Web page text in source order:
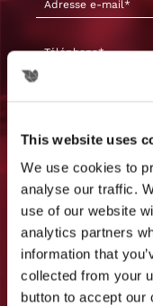
This website uses
We use cookies to
analyse our traffic.
use of our website
analytics partners
information that
collected from your
button to accept our
Vos données